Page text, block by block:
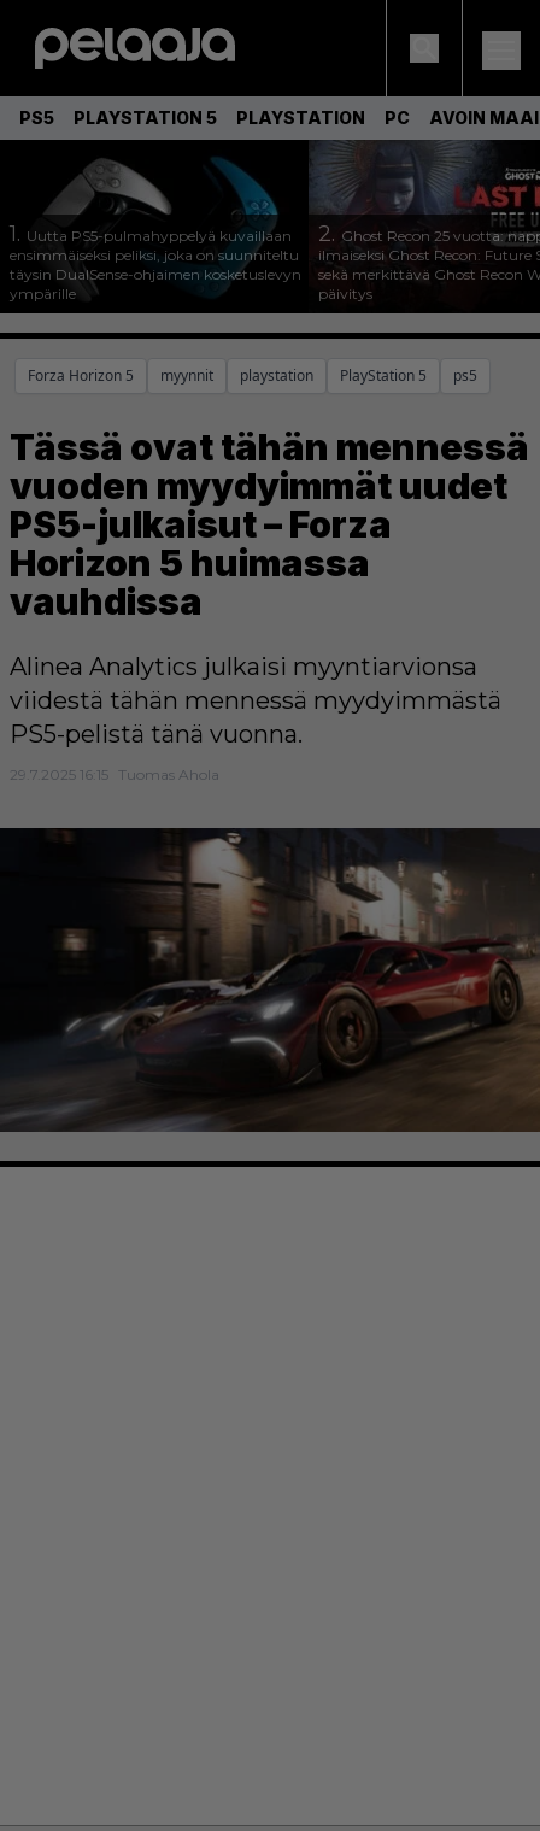
PS5 PLAYSTATION 5 PLAYSTATION PC AVOIN
1. Uutta PS5-pulmahyppelyä kuvaillaan
ensimmäiseksi peliksi, joka on suunniteltu
täysin DualSense-ohjaimen kosketuslevyn
ympärille
2. Ghost Recon 25 vuotta:
ilmaiseksi Ghost Recon: Future
sekä merkittävä Ghost Recon
päivitys
Forza Horizon 5 myynnit playstation PlayStation 5 ps5
Tässä ovat tähän mennessä
vuoden myydyimmät uudet
PS5-julkaisut – Forza
Horizon 5 huimassa
vauhdissa
Alinea Analytics julkaisi myyntiarvionsa
viidestä tähän mennessä myydyimmästä
PS5-pelistä tänä vuonna.
29.7.2025 16:15 Tuomas Ahola